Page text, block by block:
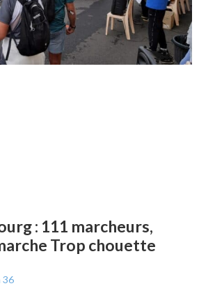
: 111 marcheurs,
Trop chouette
36